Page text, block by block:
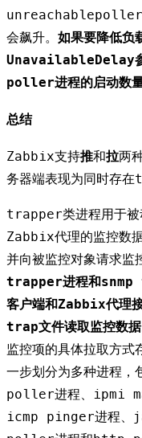
unreachablepoller进
会飙升。 如果要降低负
UnavailableDelay
poller进程的启动数量
总结
Zabbix支持推和拉两
务器端表现为同时存
trapper类进程用于被
Zabbix代理的监控数
并向被监控对象请求监
trapper进程和snmp
客户端和Zabbix代理
trap文件读取监控数据
监控项的具体拉取方
一步划分为多种进程
poller进程、ipmi
icmp pinger进程